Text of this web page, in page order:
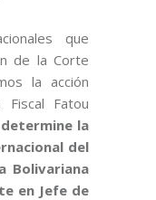
que
de la Corte
la acción
Fatou
la
del
Bolivariana
en Jefe de